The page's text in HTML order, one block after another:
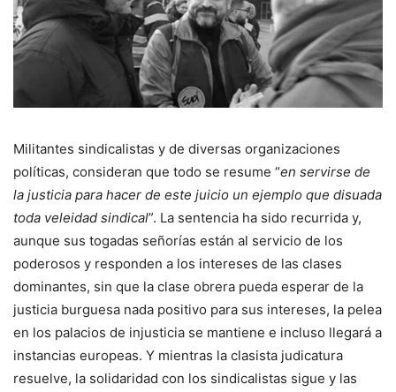
Militantes sindicalistas y de diversas organizaciones
políticas, consideran que todo se resume “en servirse de
la justicia para hacer de este juicio un ejemplo que disuada
toda veleidad sindical”. La sentencia ha sido recurrida y,
aunque sus togadas señorías están al servicio de los
poderosos y responden a los intereses de las clases
dominantes, sin que la clase obrera pueda esperar de la
justicia burguesa nada positivo para sus intereses, la pelea
en los palacios de injusticia se mantiene e incluso llegará a
instancias europeas. Y mientras la clasista judicatura
resuelve, la solidaridad con los sindicalistas sigue y las